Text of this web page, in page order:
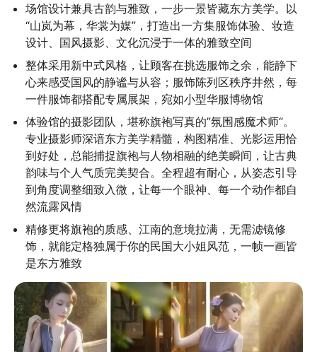
场馆设计兼具古韵与雅致，一步一景皆藏东方美学。以
“山岚为幕，华裳为媒”，打造出一方集服饰体验、妆造
设计、国风摄影、文化沉浸于一体的雅致空间
整体采用新中式风格，让顾客在挑选服饰之余，能静下
心来感受国风的静谧与从容；服饰陈列区秩序井然，每
一件服饰都搭配专属展架，宛如小型华服博物馆
体验馆的摄影团队，堪称旗袍写真的”氛围感魔术师“。
专业摄影师深谙东方美学精髓，构图精准、光影运用恰
到好处，总能捕捉旗袍与人物相融的绝美瞬间，让古典
韵味与个人气质完美契合。全程超有耐心，从姿态引导
到角度调整细致入微，让每一个眼神、每一个动作都自
然流露风情
精修更将旗袍的质感、江南的意境拉满，无需滤镜修
饰，就能定格独属于你的民国大小姐风范，一帧一画皆
是东方雅致